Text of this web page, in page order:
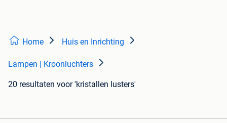
Home Huis en Inrichting
Lampen | Kroonluchters
20 resultaten voor 'kristallen lusters'